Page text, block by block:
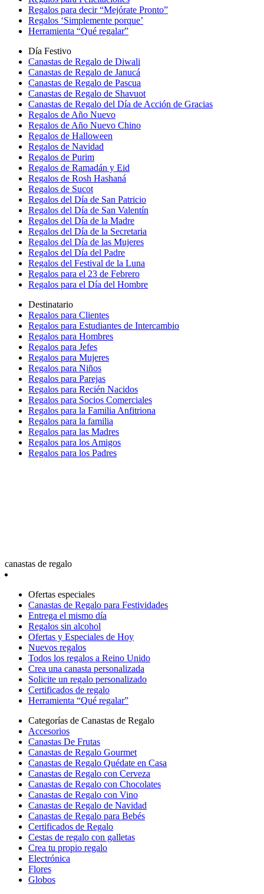
Regalos para decir “Mejórate Pronto”
Regalos ‘Simplemente porque’
Herramienta “Qué regalar”
Día Festivo
Canastas de Regalo de Diwali
Canastas de Regalo de Janucá
Canastas de Regalo de Pascua
Canastas de Regalo de Shavuot
Canastas de Regalo del Día de Acción de Gracias
Regalos de Año Nuevo
Regalos de Año Nuevo Chino
Regalos de Halloween
Regalos de Navidad
Regalos de Purim
Regalos de Ramadán y Eid
Regalos de Rosh Hashaná
Regalos de Sucot
Regalos del Día de San Patricio
Regalos del Día de San Valentín
Regalos del Día de la Madre
Regalos del Día de la Secretaria
Regalos del Día de las Mujeres
Regalos del Día del Padre
Regalos del Festival de la Luna
Regalos para el 23 de Febrero
Regalos para el Día del Hombre
Destinatario
Regalos para Clientes
Regalos para Estudiantes de Intercambio
Regalos para Hombres
Regalos para Jefes
Regalos para Mujeres
Regalos para Niños
Regalos para Parejas
Regalos para Recién Nacidos
Regalos para Socios Comerciales
Regalos para la Familia Anfitriona
Regalos para la familia
Regalos para las Madres
Regalos para los Amigos
Regalos para los Padres
canastas de regalo
Ofertas especiales
Canastas de Regalo para Festividades
Entrega el mismo día
Regalos sin alcohol
Ofertas y Especiales de Hoy
Nuevos regalos
Todos los regalos a Reino Unido
Crea una canasta personalizada
Solicite un regalo personalizado
Certificados de regalo
Herramienta “Qué regalar”
Categorías de Canastas de Regalo
Accesorios
Canastas De Frutas
Canastas de Regalo Gourmet
Canastas de Regalo Quédate en Casa
Canastas de Regalo con Cerveza
Canastas de Regalo con Chocolates
Canastas de Regalo con Vino
Canastas de Regalo de Navidad
Canastas de Regalo para Bebés
Certificados de Regalo
Cestas de regalo con galletas
Crea tu propio regalo
Electrónica
Flores
Globos